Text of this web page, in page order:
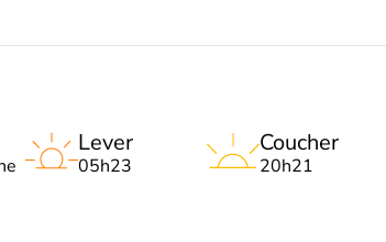
Lever
05h23
Coucher
20h21